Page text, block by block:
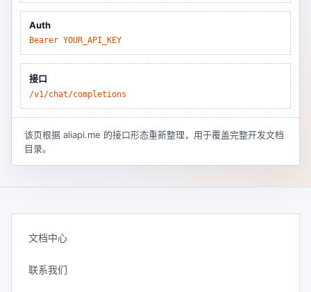
Auth
Bearer YOUR_API_KEY
接口
/v1/chat/completions
该页根据 aliapi.me 的接口形态重新整理，用于覆盖完整开发文档
目录。
文档中心
联系我们